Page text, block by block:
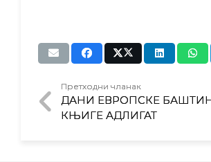
Претходни чланак
ДАНИ ЕВРОПСКЕ
КЊИГЕ АДЛИГАТ